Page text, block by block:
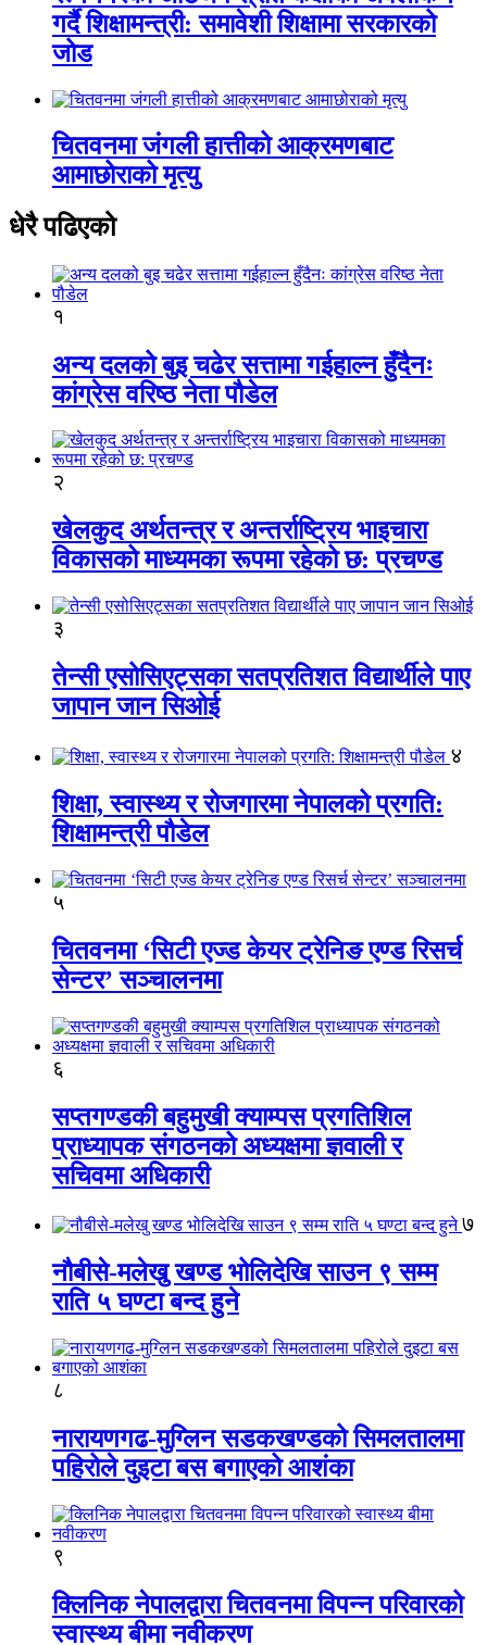
गर्दै शिक्षामन्त्री: समावेशी शिक्षामा सरकारको
जोड
चितवनमा जंगली हात्तीको आक्रमणबाट
आमाछोराको मृत्यु
धेरै पढिएको
१
अन्य दलको बुइ चढेर सत्तामा गईहाल्न हुँदैनः
कांग्रेस वरिष्ठ नेता पौडेल
२
खेलकुद अर्थतन्त्र र अन्तर्राष्ट्रिय भाइचारा
विकासको माध्यमका रूपमा रहेको छ: प्रचण्ड
३
तेन्सी एसोसिएट्सका सतप्रतिशत विद्यार्थीले पाए
जापान जान सिओई
४
शिक्षा, स्वास्थ्य र रोजगारमा नेपालको प्रगति:
शिक्षामन्त्री पौडेल
५
चितवनमा ‘सिटी एज्ड केयर ट्रेनिङ एण्ड रिसर्च
सेन्टर’ सञ्चालनमा
६
सप्तगण्डकी बहुमुखी क्याम्पस प्रगतिशिल
प्राध्यापक संगठनको अध्यक्षमा ज्ञवाली र
सचिवमा अधिकारी
७
नौबीसे-मलेखु खण्ड भोलिदेखि साउन ९ सम्म
राति ५ घण्टा बन्द हुने
८
नारायणगढ-मुग्लिन सडकखण्डको सिमलतालमा
पहिरोले दुइटा बस बगाएको आशंका
९
क्लिनिक नेपालद्वारा चितवनमा विपन्न परिवारको
स्वास्थ्य बीमा नवीकरण